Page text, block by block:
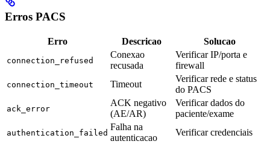
Erros PACS
Erro Descricao Solucao
connection_refused
Conexao
recusada
Verificar IP/porta e
firewall
connection_timeout Timeout
Verificar rede e status
do PACS
ack_error
ACK negativo
(AE/AR)
Verificar dados do
paciente/exame
authentication_failed
Falha na
autenticacao
Verificar credenciais